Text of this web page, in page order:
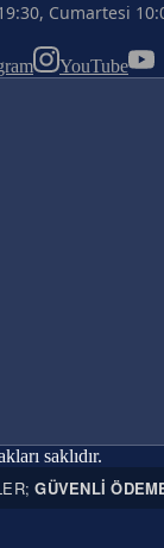
Cumartesi
YouTube
saklıdır.
GÜVENLI